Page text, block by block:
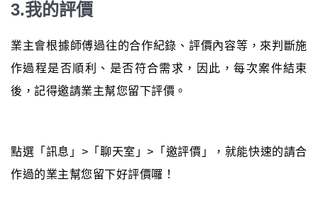
3.我的評價
業主會根據師傅過往的合作紀錄、評價內容等，來判斷施
作過程是否順利、是否符合需求，因此，每次案件結束
後，記得邀請業主幫您留下評價。
點選「訊息」>「聊天室」>「邀評價」，就能快速的請合
作過的業主幫您留下好評價囉！